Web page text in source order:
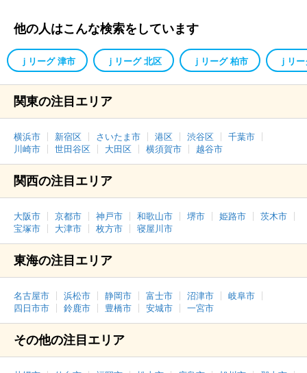
他の人はこんな検索をしています
ｊリーグ 津市 ｊリーグ 北区 ｊリーグ 柏市 ｊリ
関東の注目エリア
横浜市 新宿区 さいたま市 港区 渋谷区
千葉市
川崎市
世田谷区 大田区 横須賀市 越谷市
関西の注目エリア
大阪市 京都市 神戸市 和歌山市 堺市 姫路市
茨木市
宝塚市
大津市 枚方市 寝屋川市
東海の注目エリア
名古屋市 浜松市 静岡市 富士市 沼津市
岐阜市
四日市市
鈴鹿市 豊橋市 安城市 一宮市
その他の注目エリア